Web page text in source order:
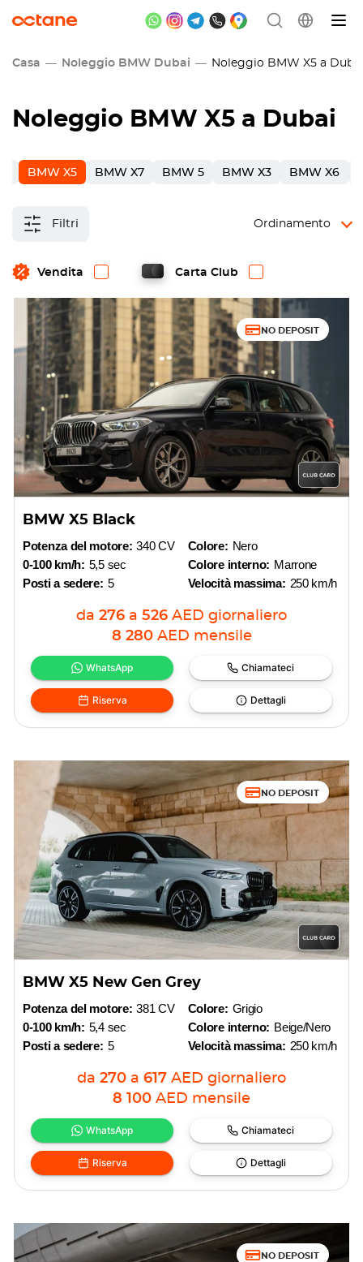
Casa Noleggio BMW Dubai Noleggio BMW X5 a Dubai
Noleggio BMW X5 a Dubai
BMW X5 BMW X7 BMW 5 BMW X3 BMW X6
Filtri
Vendita Carta Club
Ordinamento
NO DEPOSIT
BMW X5 Black
Potenza del motore: 340 CV
0-100 km/h: 5,5 sec
Posti a sedere: 5
Colore: Nero
Colore interno: Marrone
Velocità massima: 250 km/h
da 276 a 526 AED giornaliero
8 280 AED mensile
WhatsApp Chiamateci
Riserva Dettagli
NO DEPOSIT
BMW X5 New Gen Grey
Potenza del motore: 381 CV
0-100 km/h: 5,4 sec
Posti a sedere: 5
Colore: Grigio
Colore interno: Beige/Nero
Velocità massima: 250 km/h
da 270 a 617 AED giornaliero
8 100 AED mensile
WhatsApp Chiamateci
Riserva Dettagli
NO DEPOSIT